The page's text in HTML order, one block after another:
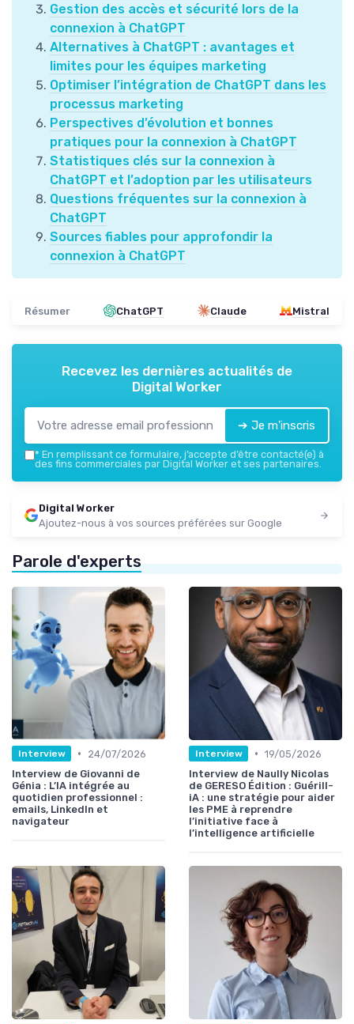
Gestion des accès et sécurité lors de la
connexion à ChatGPT
Alternatives à ChatGPT : avantages et
limites pour les équipes marketing
Optimiser l’intégration de ChatGPT dans les
processus marketing
Perspectives d’évolution et bonnes
pratiques pour la connexion à ChatGPT
Statistiques clés sur la connexion à
ChatGPT et l’adoption par les utilisateurs
Questions fréquentes sur la connexion à
ChatGPT
Sources fiables pour approfondir la
connexion à ChatGPT
Résumer ChatGPT Claude Mistral
Recevez les dernières actualités de
Digital Worker
➔ Je m'inscris
* En remplissant ce formulaire, j’accepte d’être contacté(e) à
des fins commerciales par Digital Worker et ses partenaires.
Digital Worker
Ajoutez-nous à vos sources préférées sur Google
Parole d'experts
Interview •
24/07/2026
Interview de Giovanni de
Génia : L’IA intégrée au
quotidien professionnel :
emails, LinkedIn et
navigateur
Interview • 19/05/2026
Interview de Naully Nicolas
de GERESO Édition : Guérill-
iA : une stratégie pour aider
les PME à reprendre
l’initiative face à
l’intelligence artificielle